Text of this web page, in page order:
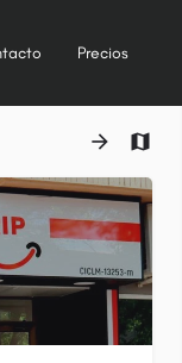
Precios